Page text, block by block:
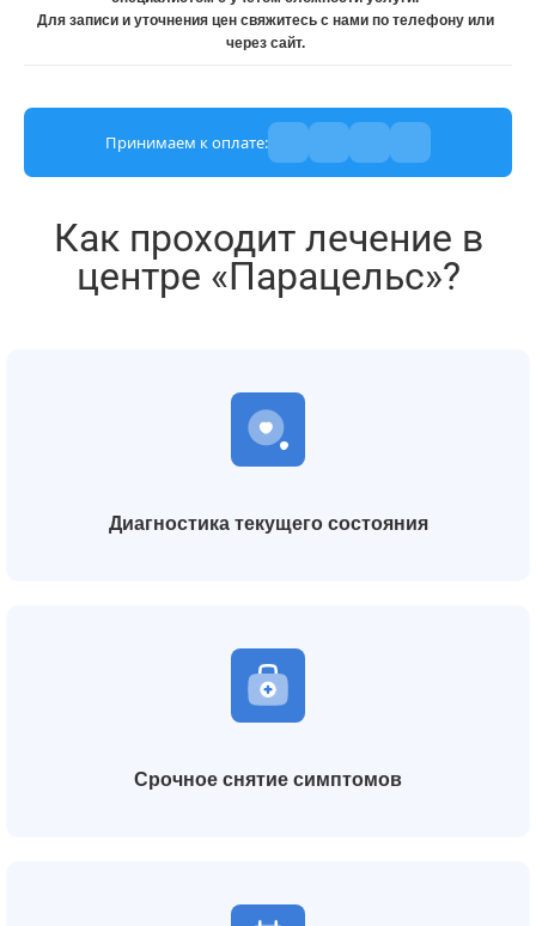
Для записи и уточнения цен свяжитесь с нами по телефону или
через сайт.
Принимаем к оплате:
Как проходит лечение в
центре «Парацельс»?
Диагностика текущего состояния
Срочное снятие симптомов